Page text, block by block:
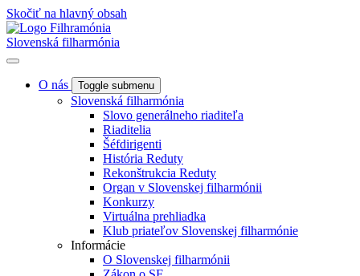
Skočiť na hlavný obsah
Slovenská filharmónia
O nás Toggle submenu
Slovenská filharmónia
Slovo generálneho riaditeľa
Riaditelia
Šéfdirigenti
História Reduty
Rekonštrukcia Reduty
Organ v Slovenskej filharmónii
Konkurzy
Virtuálna prehliadka
Klub priateľov Slovenskej filharmónie
Informácie
O Slovenskej filharmónii